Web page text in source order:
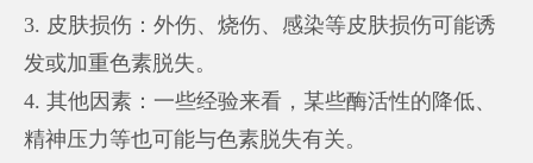
3. 皮肤损伤：外伤、烧伤、感染等皮肤损伤可能诱
发或加重色素脱失。
4. 其他因素：一些经验来看，某些酶活性的降低、
精神压力等也可能与色素脱失有关。